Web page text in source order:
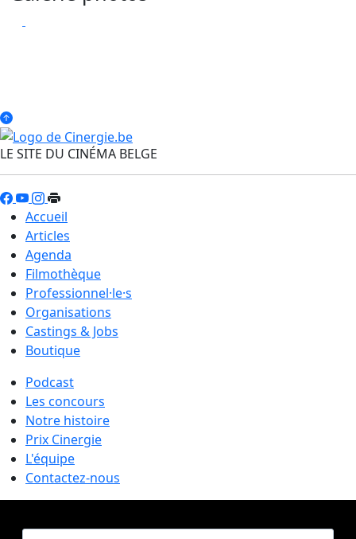
LE SITE DU CINÉMA BELGE
Accueil
Articles
Agenda
Filmothèque
Professionnel·le·s
Organisations
Castings & Jobs
Boutique
Podcast
Les concours
Notre histoire
Prix Cinergie
L'équipe
Contactez-nous